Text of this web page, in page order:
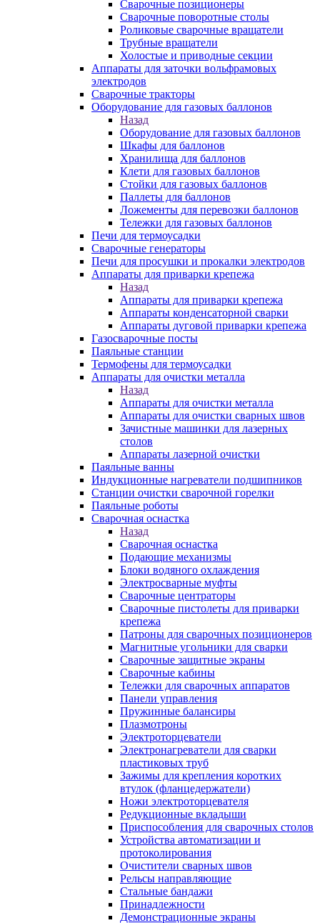
Сварочные позиционеры
Сварочные поворотные столы
Роликовые сварочные вращатели
Трубные вращатели
Холостые и приводные секции
Аппараты для заточки вольфрамовых
электродов
Сварочные тракторы
Оборудование для газовых баллонов
Назад
Оборудование для газовых баллонов
Шкафы для баллонов
Хранилища для баллонов
Клети для газовых баллонов
Стойки для газовых баллонов
Паллеты для баллонов
Ложементы для перевозки баллонов
Тележки для газовых баллонов
Печи для термоусадки
Сварочные генераторы
Печи для просушки и прокалки электродов
Аппараты для приварки крепежа
Назад
Аппараты для приварки крепежа
Аппараты конденсаторной сварки
Аппараты дуговой приварки крепежа
Газосварочные посты
Паяльные станции
Термофены для термоусадки
Аппараты для очистки металла
Назад
Аппараты для очистки металла
Аппараты для очистки сварных швов
Зачистные машинки для лазерных
столов
Аппараты лазерной очистки
Паяльные ванны
Индукционные нагреватели подшипников
Станции очистки сварочной горелки
Паяльные роботы
Сварочная оснастка
Назад
Сварочная оснастка
Подающие механизмы
Блоки водяного охлаждения
Электросварные муфты
Сварочные центраторы
Сварочные пистолеты для приварки
крепежа
Патроны для сварочных позиционеров
Магнитные угольники для сварки
Сварочные защитные экраны
Сварочные кабины
Тележки для сварочных аппаратов
Панели управления
Пружинные балансиры
Плазмотроны
Электроторцеватели
Электронагреватели для сварки
пластиковых труб
Зажимы для крепления коротких
втулок (фланцедержатели)
Ножи электроторцевателя
Редукционные вкладыши
Приспособления для сварочных столов
Устройства автоматизации и
протоколирования
Очистители сварных швов
Рельсы направляющие
Стальные бандажи
Принадлежности
Демонстрационные экраны